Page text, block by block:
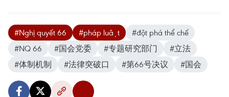
#Nghị quyết 66 #pháp luật
#đột phá thể chế
#NQ 66
#国会党委 #专题研究部门
#立法
#体制机制
#法律突破口 #第66号决议 #国会